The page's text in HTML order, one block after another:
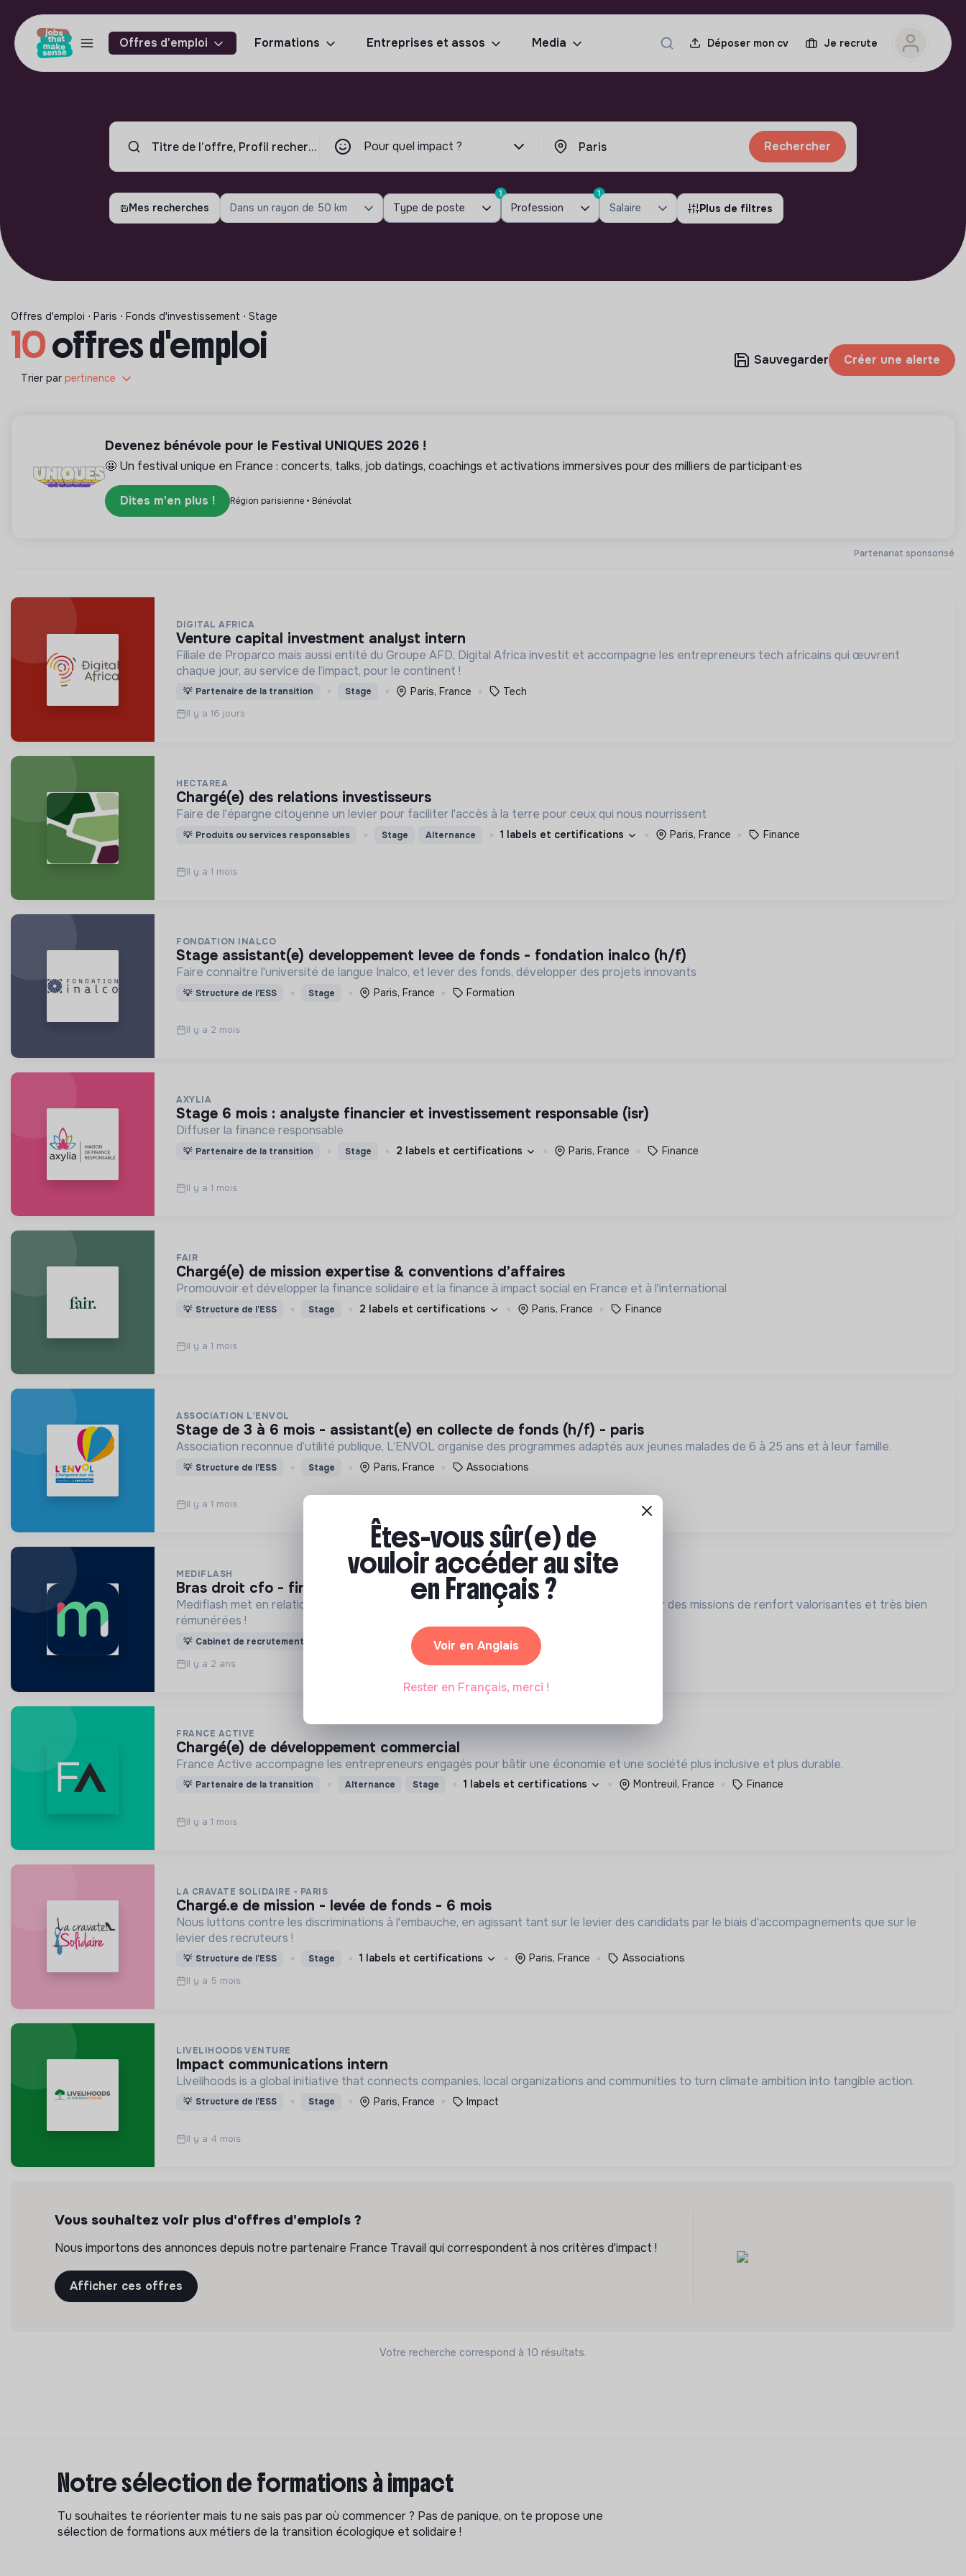
Offres d'emploi Formations Entreprises et assos Media Déposer mon cv Je recrute
Pour quel impact ? Rechercher
Mes recherches Dans un rayon de 50 km Type de poste
1
Profession
1
Salaire Plus de filtres
Offres d'emploi ⋅ Paris ⋅ Fonds d'investissement ⋅ Stage
10offres d'emploi
Trier par pertinence
Sauvegarder Créer une alerte
Partenariat sponsorisé
Devenez bénévole pour le Festival UNIQUES 2026 !
🤩 Un festival unique en France : concerts, talks, job datings, coachings et activations immersives pour des milliers de participant·es
Dites m'en plus ! Région parisienne • Bénévolat
DIGITAL AFRICA
venture capital investment analyst intern
Filiale de Proparco mais aussi entité du Groupe AFD, Digital Africa investit et accompagne les entrepreneurs tech africains qui œuvrent
chaque jour, au service de l’impact, pour le continent !
💡 Partenaire de la transition Stage Paris, France Tech
Il y a 16 jours
HECTAREA
chargé(e) des relations investisseurs
Faire de l'épargne citoyenne un levier pour faciliter l'accès à la terre pour ceux qui nous nourrissent
💡 Produits ou services responsables Stage Alternance 1 labels et certifications Paris, France Finance
Il y a 1 mois
FONDATION INALCO
stage assistant(e) developpement levee de fonds - fondation inalco (h/f)
Faire connaitre l'université de langue Inalco, et lever des fonds, développer des projets innovants
💡 Structure de l’ESS Stage Paris, France Formation
Il y a 2 mois
AXYLIA
stage 6 mois : analyste financier et investissement responsable (isr)
Diffuser la finance responsable
💡 Partenaire de la transition Stage 2 labels et certifications Paris, France Finance
Il y a 1 mois
FAIR
chargé(e) de mission expertise & conventions d’affaires
Promouvoir et développer la finance solidaire et la finance à impact social en France et à l'international
💡 Structure de l’ESS Stage 2 labels et certifications Paris, France Finance
Il y a 1 mois
ASSOCIATION L'ENVOL
stage de 3 à 6 mois - assistant(e) en collecte de fonds (h/f) - paris
Association reconnue d’utilité publique, L’ENVOL organise des programmes adaptés aux jeunes malades de 6 à 25 ans et à leur famille.
💡 Structure de l’ESS Stage Paris, France Associations
Il y a 1 mois
MEDIFLASH
bras droit cfo - finance officer 🎯
Mediflash met en relation des soignants indépendants et des établissements de santé pour des missions de renfort valorisantes et très bien
rémunérées !
💡 Cabinet de recrutement Paris, France Santé
Il y a 2 ans
FRANCE ACTIVE
chargé(e) de développement commercial
France Active accompagne les entrepreneurs engagés pour bâtir une économie et une société plus inclusive et plus durable.
💡 Partenaire de la transition Alternance Stage 1 labels et certifications Montreuil, France Finance
Il y a 1 mois
LA CRAVATE SOLIDAIRE - PARIS
chargé.e de mission - levée de fonds - 6 mois
Nous luttons contre les discriminations à l'embauche, en agissant tant sur le levier des candidats par le biais d'accompagnements que sur le
levier des recruteurs !
💡 Structure de l’ESS Stage 1 labels et certifications Paris, France Associations
Il y a 5 mois
LIVELIHOODS VENTURE
impact communications intern
Livelihoods is a global initiative that connects companies, local organizations and communities to turn climate ambition into tangible action.
💡 Structure de l’ESS Stage Paris, France Impact
Il y a 4 mois
Vous souhaitez voir plus d'offres d'emplois ?
Nous importons des annonces depuis notre partenaire France Travail qui correspondent à nos critères d'impact !
Afficher ces offres
Votre recherche correspond à 10 résultats.
Notre sélection de formations à impact
Tu souhaites te réorienter mais tu ne sais pas par où commencer ? Pas de panique, on te propose une
sélection de formations aux métiers de la transition écologique et solidaire !
Êtes-vous sûr(e) de
vouloir accéder au site
en Français ?
Voir en Anglais
Rester en Français, merci !